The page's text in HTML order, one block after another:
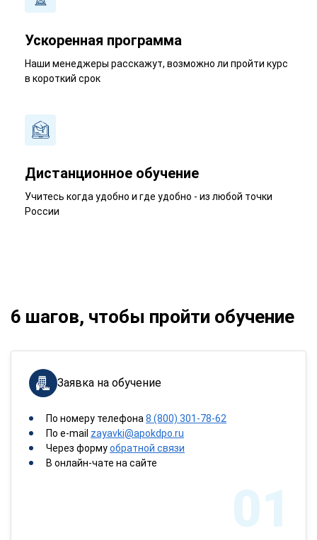
Ускоренная программа
Наши менеджеры расскажут, возможно ли пройти курс
в короткий срок
Дистанционное обучение
Учитесь когда удобно и где удобно - из любой точки
России
6 шагов, чтобы пройти обучение
Заявка на обучение
По номеру телефона 8 (800) 301-78-62
По e-mail zayavki@apokdpo.ru
Через формуобратной связи
В онлайн-чате на сайте
01